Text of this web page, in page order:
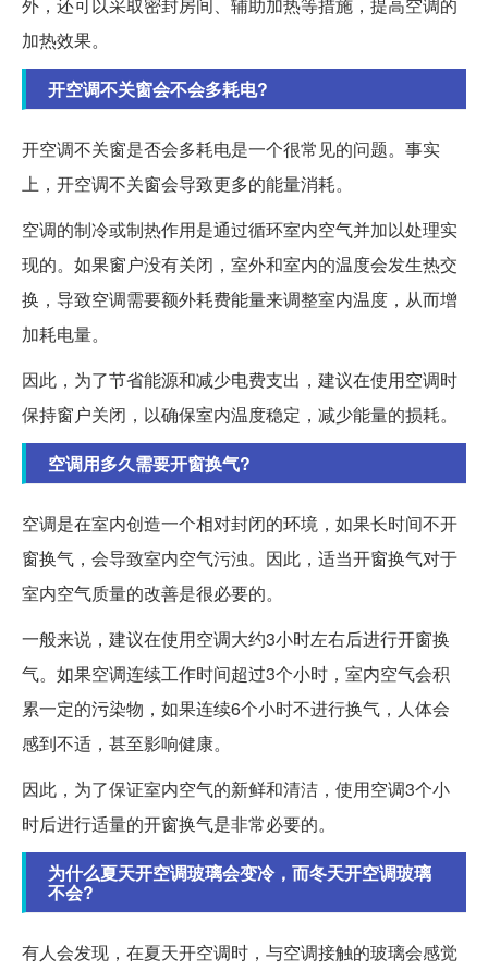
加热效果。
开空调不关窗会不会多耗电?
开空调不关窗是否会多耗电是一个很常见的问题。事实
上，开空调不关窗会导致更多的能量消耗。
空调的制冷或制热作用是通过循环室内空气并加以处理实
现的。如果窗户没有关闭，室外和室内的温度会发生热交
换，导致空调需要额外耗费能量来调整室内温度，从而增
加耗电量。
因此，为了节省能源和减少电费支出，建议在使用空调时
保持窗户关闭，以确保室内温度稳定，减少能量的损耗。
空调用多久需要开窗换气?
空调是在室内创造一个相对封闭的环境，如果长时间不开
窗换气，会导致室内空气污浊。因此，适当开窗换气对于
室内空气质量的改善是很必要的。
一般来说，建议在使用空调大约3小时左右后进行开窗换
气。如果空调连续工作时间超过3个小时，室内空气会积
累一定的污染物，如果连续6个小时不进行换气，人体会
感到不适，甚至影响健康。
因此，为了保证室内空气的新鲜和清洁，使用空调3个小
时后进行适量的开窗换气是非常必要的。
为什么夏天开空调玻璃会变冷，而冬天开空调玻璃
不会?
有人会发现，在夏天开空调时，与空调接触的玻璃会感觉